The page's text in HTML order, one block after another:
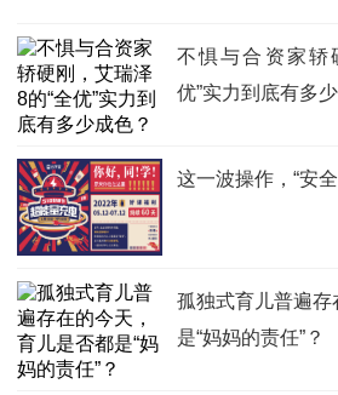
不惧与合资家轿
优”实力到底有多
这一波操作，“安全
孤独式育儿普遍
是“妈妈的责任”？